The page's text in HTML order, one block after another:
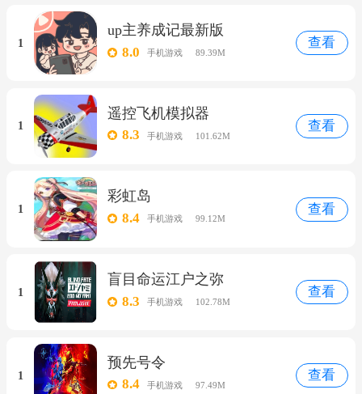
1
up主养成记最新版
8.0 手机游戏 89.39M
查看
1
遥控飞机模拟器
8.3 手机游戏 101.62M
查看
1
彩虹岛
8.4 手机游戏 99.12M
查看
1
盲目命运江户之弥
8.3 手机游戏 102.78M
查看
1
预先号令
8.4 手机游戏 97.49M
查看